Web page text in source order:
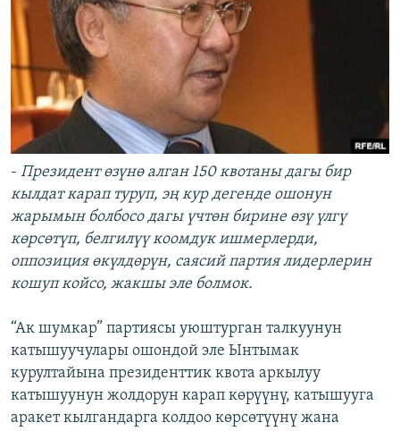
- Президент өзүнө алган 150 квотаны дагы бир
кылдат карап туруп, эң кур дегенде ошонун
жарымын болбосо дагы үчтөн бирине өзү үлгү
көрсөтүп, белгилүү коомдук ишмерлерди,
оппозиция өкүлдөрүн, саясий партия лидерлерин
кошуп койсо, жакшы эле болмок.
“Ак шумкар” партиясы уюштурган талкуунун
катышуучулары ошондой эле Ынтымак
курултайына президенттик квота аркылуу
катышуунун жолдорун карап көрүүнү, катышууга
аракет кылгандарга колдоо көрсөтүүнү жана